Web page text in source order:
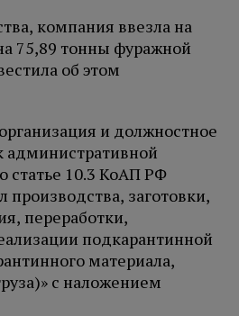
компания ввезла на
75,89 тонны фуражной
об этом
и должностное
административной
статье 10.3 КоАП РФ
заготовки,
переработки,
подкарантинной
материала,
с наложением